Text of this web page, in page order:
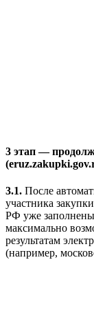
3 этап —
3.1. После
участника
РФ уже заполнены
максимально
результатам
(например,